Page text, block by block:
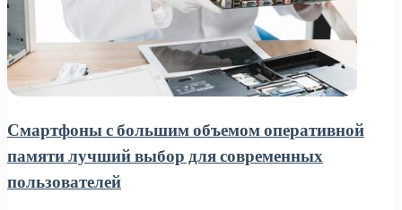
Смартфоны с большим объемом оперативной
памяти лучший выбор для современных
пользователей